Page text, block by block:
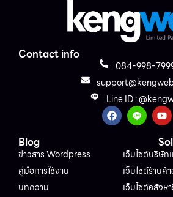
Contact info
084-998-
Line ID :
Blog
ข่าวสาร Wordpress
คู่มือการใช้งาน
บทความ
เว็บไซต์บริษัท
เว็บไซต์ร้านค้
เว็บไซต์อสังห